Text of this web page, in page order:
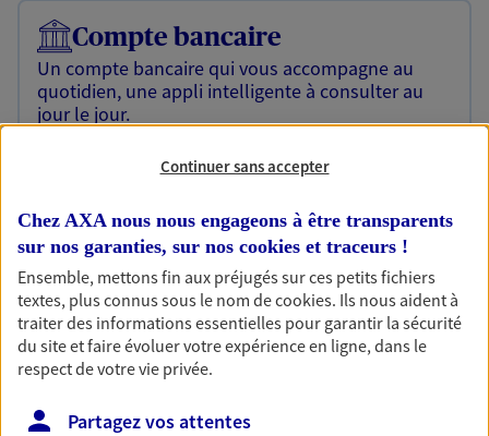
Compte bancaire
Un compte bancaire qui vous accompagne au
quotidien, une appli intelligente à consulter au
jour le jour.
Découvrir l'offre Compte bancaire
Multirisque Entreprise
Gagnez en simplicité et en sérénité avec votre
assurance multirisque entreprise. Un contrat
unique pour protéger vos locaux, matériels pro,
équipements et stocks… sans oublier votre
responsabilité civile.
Continuer sans accepter
Chez AXA nous nous engageons à être transparents
sur nos garanties, sur nos cookies et traceurs !
Ensemble, mettons fin aux préjugés sur ces petits fichiers
textes, plus connus sous le nom decookies. Ils nous aident à
traiter des informations essentielles pour garantir la sécurité
du site et faire évoluer votre expérience en ligne, dans le
respect de votre vie privée.
Partagez vos attentes